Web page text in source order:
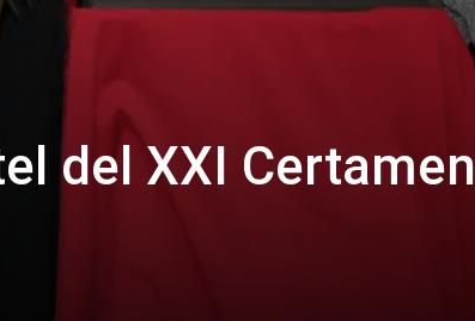
del XXI Certamen